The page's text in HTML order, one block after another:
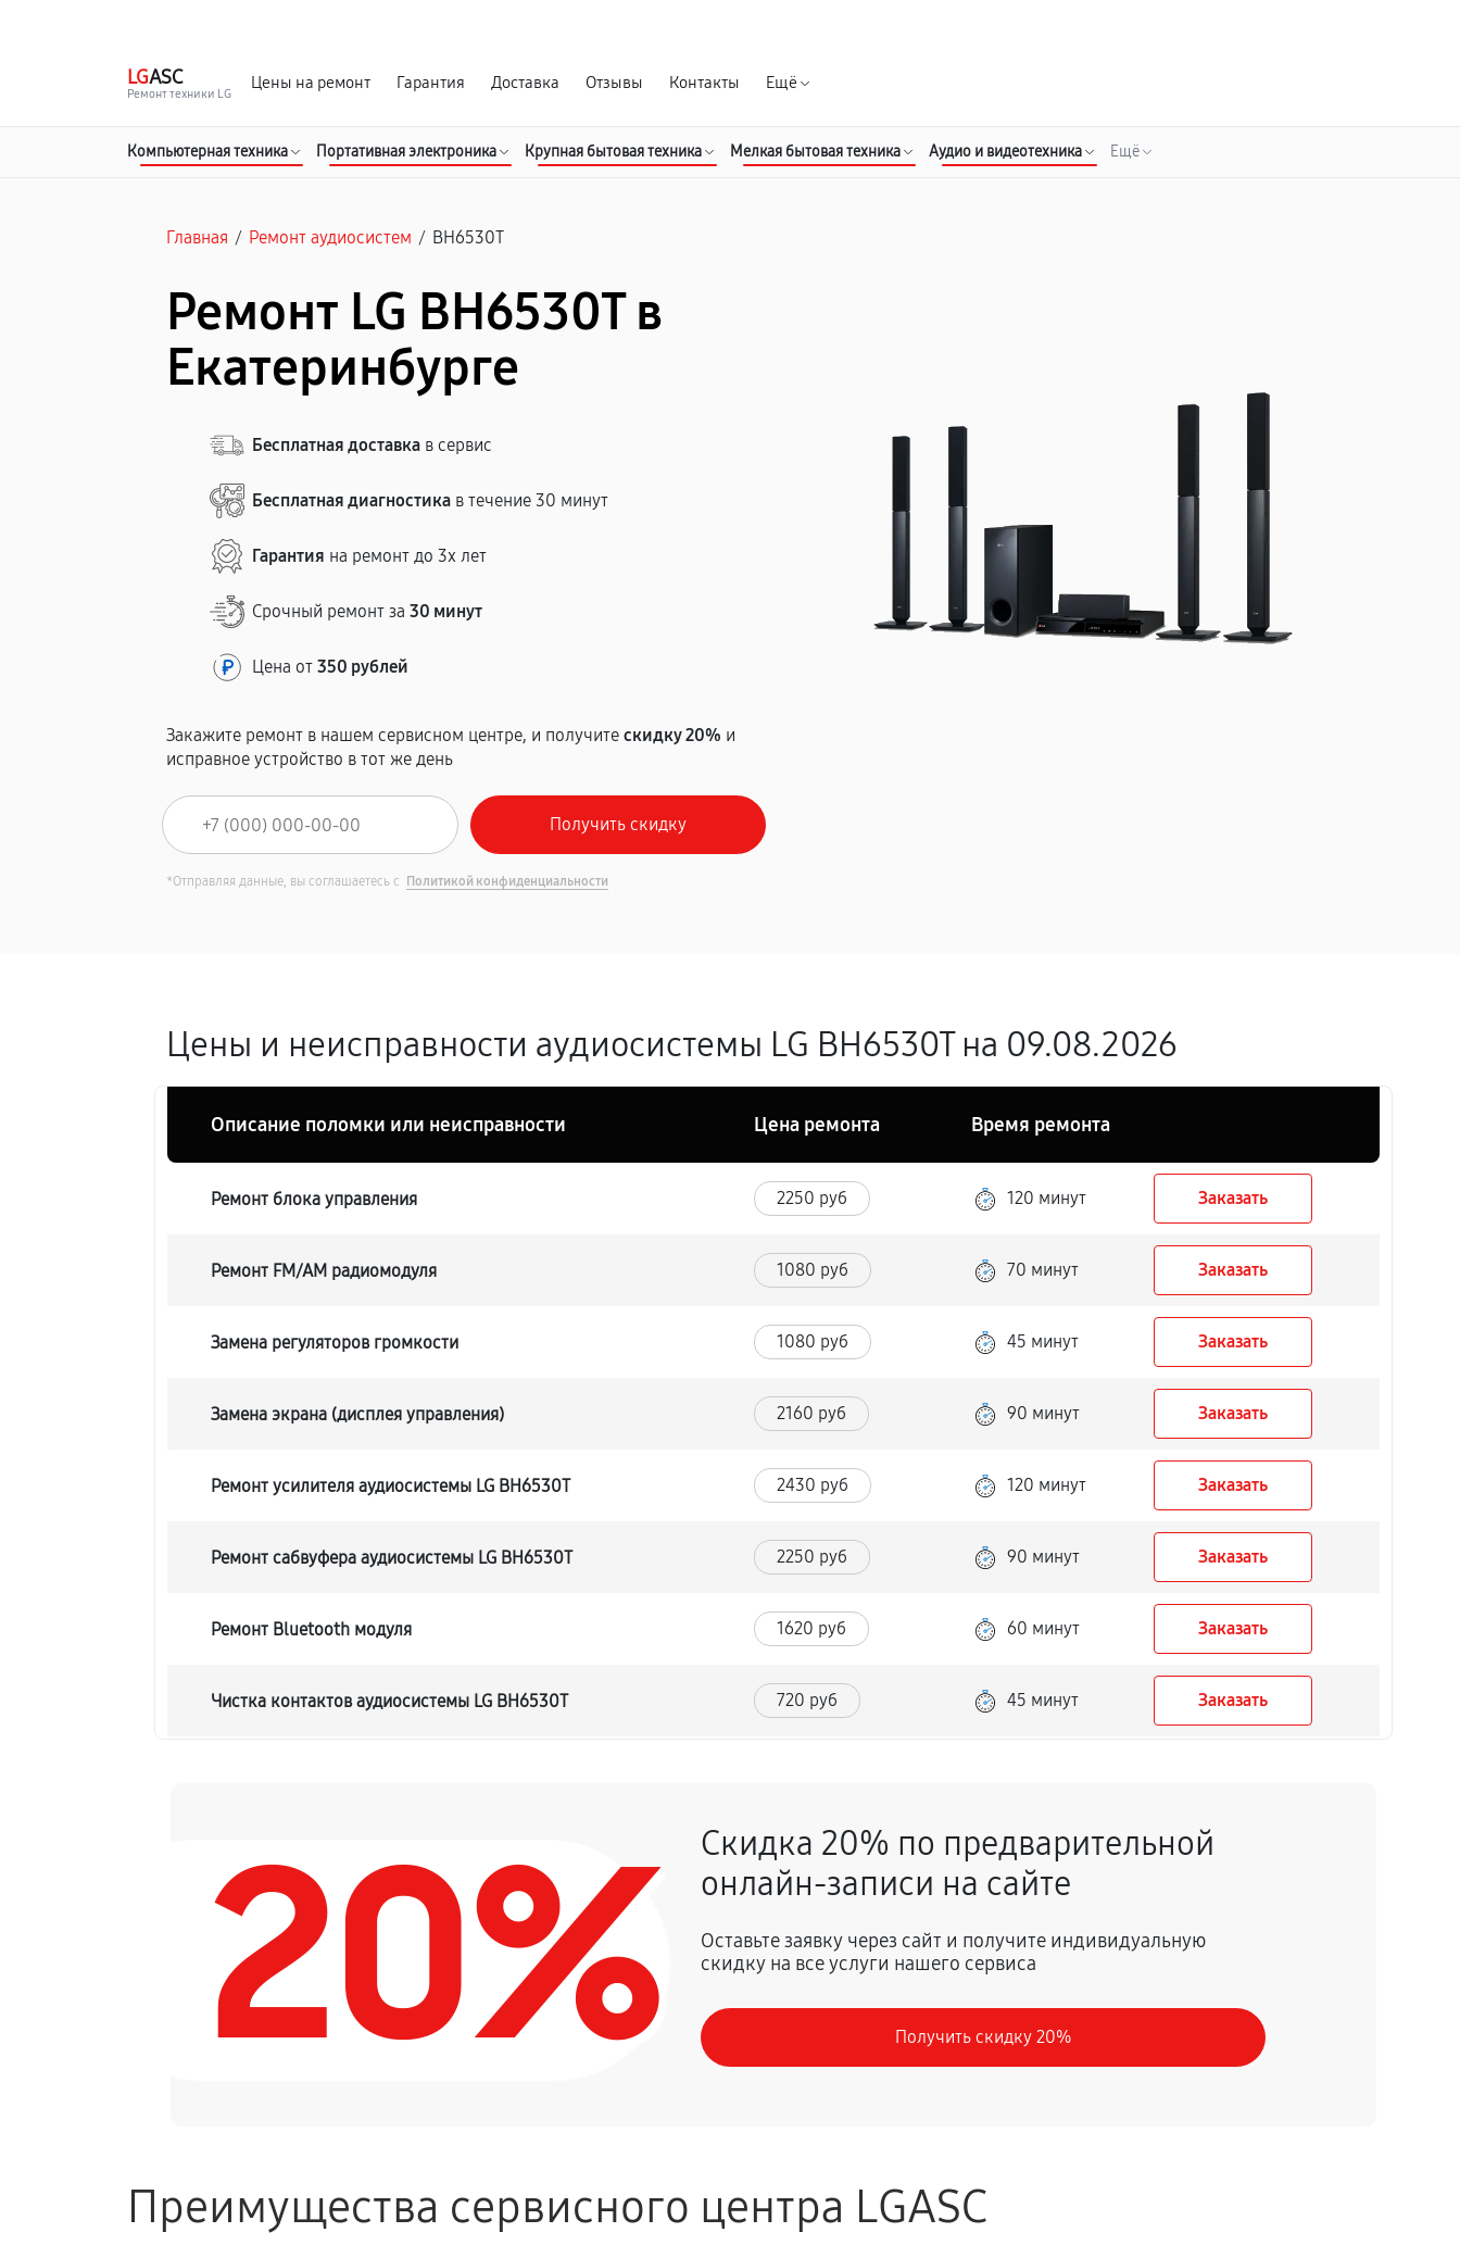
LGASC
Ремонт техники LG
Цены на ремонт Гарантия Доставка Отзывы Контакты Ещё
Компьютерная техника Портативная электроника Крупная бытовая техника Мелкая бытовая техника Аудио и видеотехника Ещё
Главная / Ремонт аудиосистем / BH6530T
Ремонт LG BH6530T в
Екатеринбурге
Бесплатная доставка в сервис
Бесплатная диагностика в течение 30 минут
Гарантия на ремонт до 3х лет
Срочный ремонт за30 минут
Цена от350 рублей
Закажите ремонт в нашем сервисном центре, и получитескидку 20% и
исправное устройство в тот же день
*Отправляя данные, вы соглашаетесь с Политикой конфиденциальности
Цены и неисправности аудиосистемы LG BH6530T на 09.08.2026
Описание поломки или неисправности Цена ремонта Время ремонта
Ремонт блока управления 2250 руб 120 минут Заказать
Ремонт FM/AM радиомодуля 1080 руб 70 минут Заказать
Замена регуляторов громкости 1080 руб 45 минут Заказать
Замена экрана (дисплея управления) 2160 руб 90 минут Заказать
Ремонт усилителя аудиосистемы LG BH6530T 2430 руб 120 минут Заказать
Ремонт сабвуфера аудиосистемы LG BH6530T 2250 руб 90 минут Заказать
Ремонт Bluetooth модуля 1620 руб 60 минут Заказать
Чистка контактов аудиосистемы LG BH6530T 720 руб 45 минут Заказать
900 руб 40 минут Заказать
Восстановление после попадания влаги
Замена динамика аудиосистемы LG BH6530T
Заказать
Замена кабеля питания 810 руб
20%
Скидка 20% по предварительной
онлайн-записи на сайте
Оставьте заявку через сайт и получите индивидуальную
скидку на все услуги нашего сервиса
Получить скидку 20%
Преимущества сервисного центра LGASC